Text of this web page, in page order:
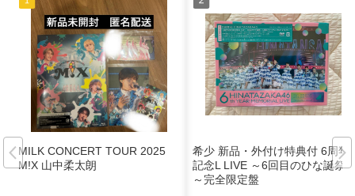
MILK CONCERT TOUR 2025
M!X 山中柔太朗
希少 新品・外付け特典付 6周年
記念L LIVE ～6回目のひな誕祭
～完全限定盤